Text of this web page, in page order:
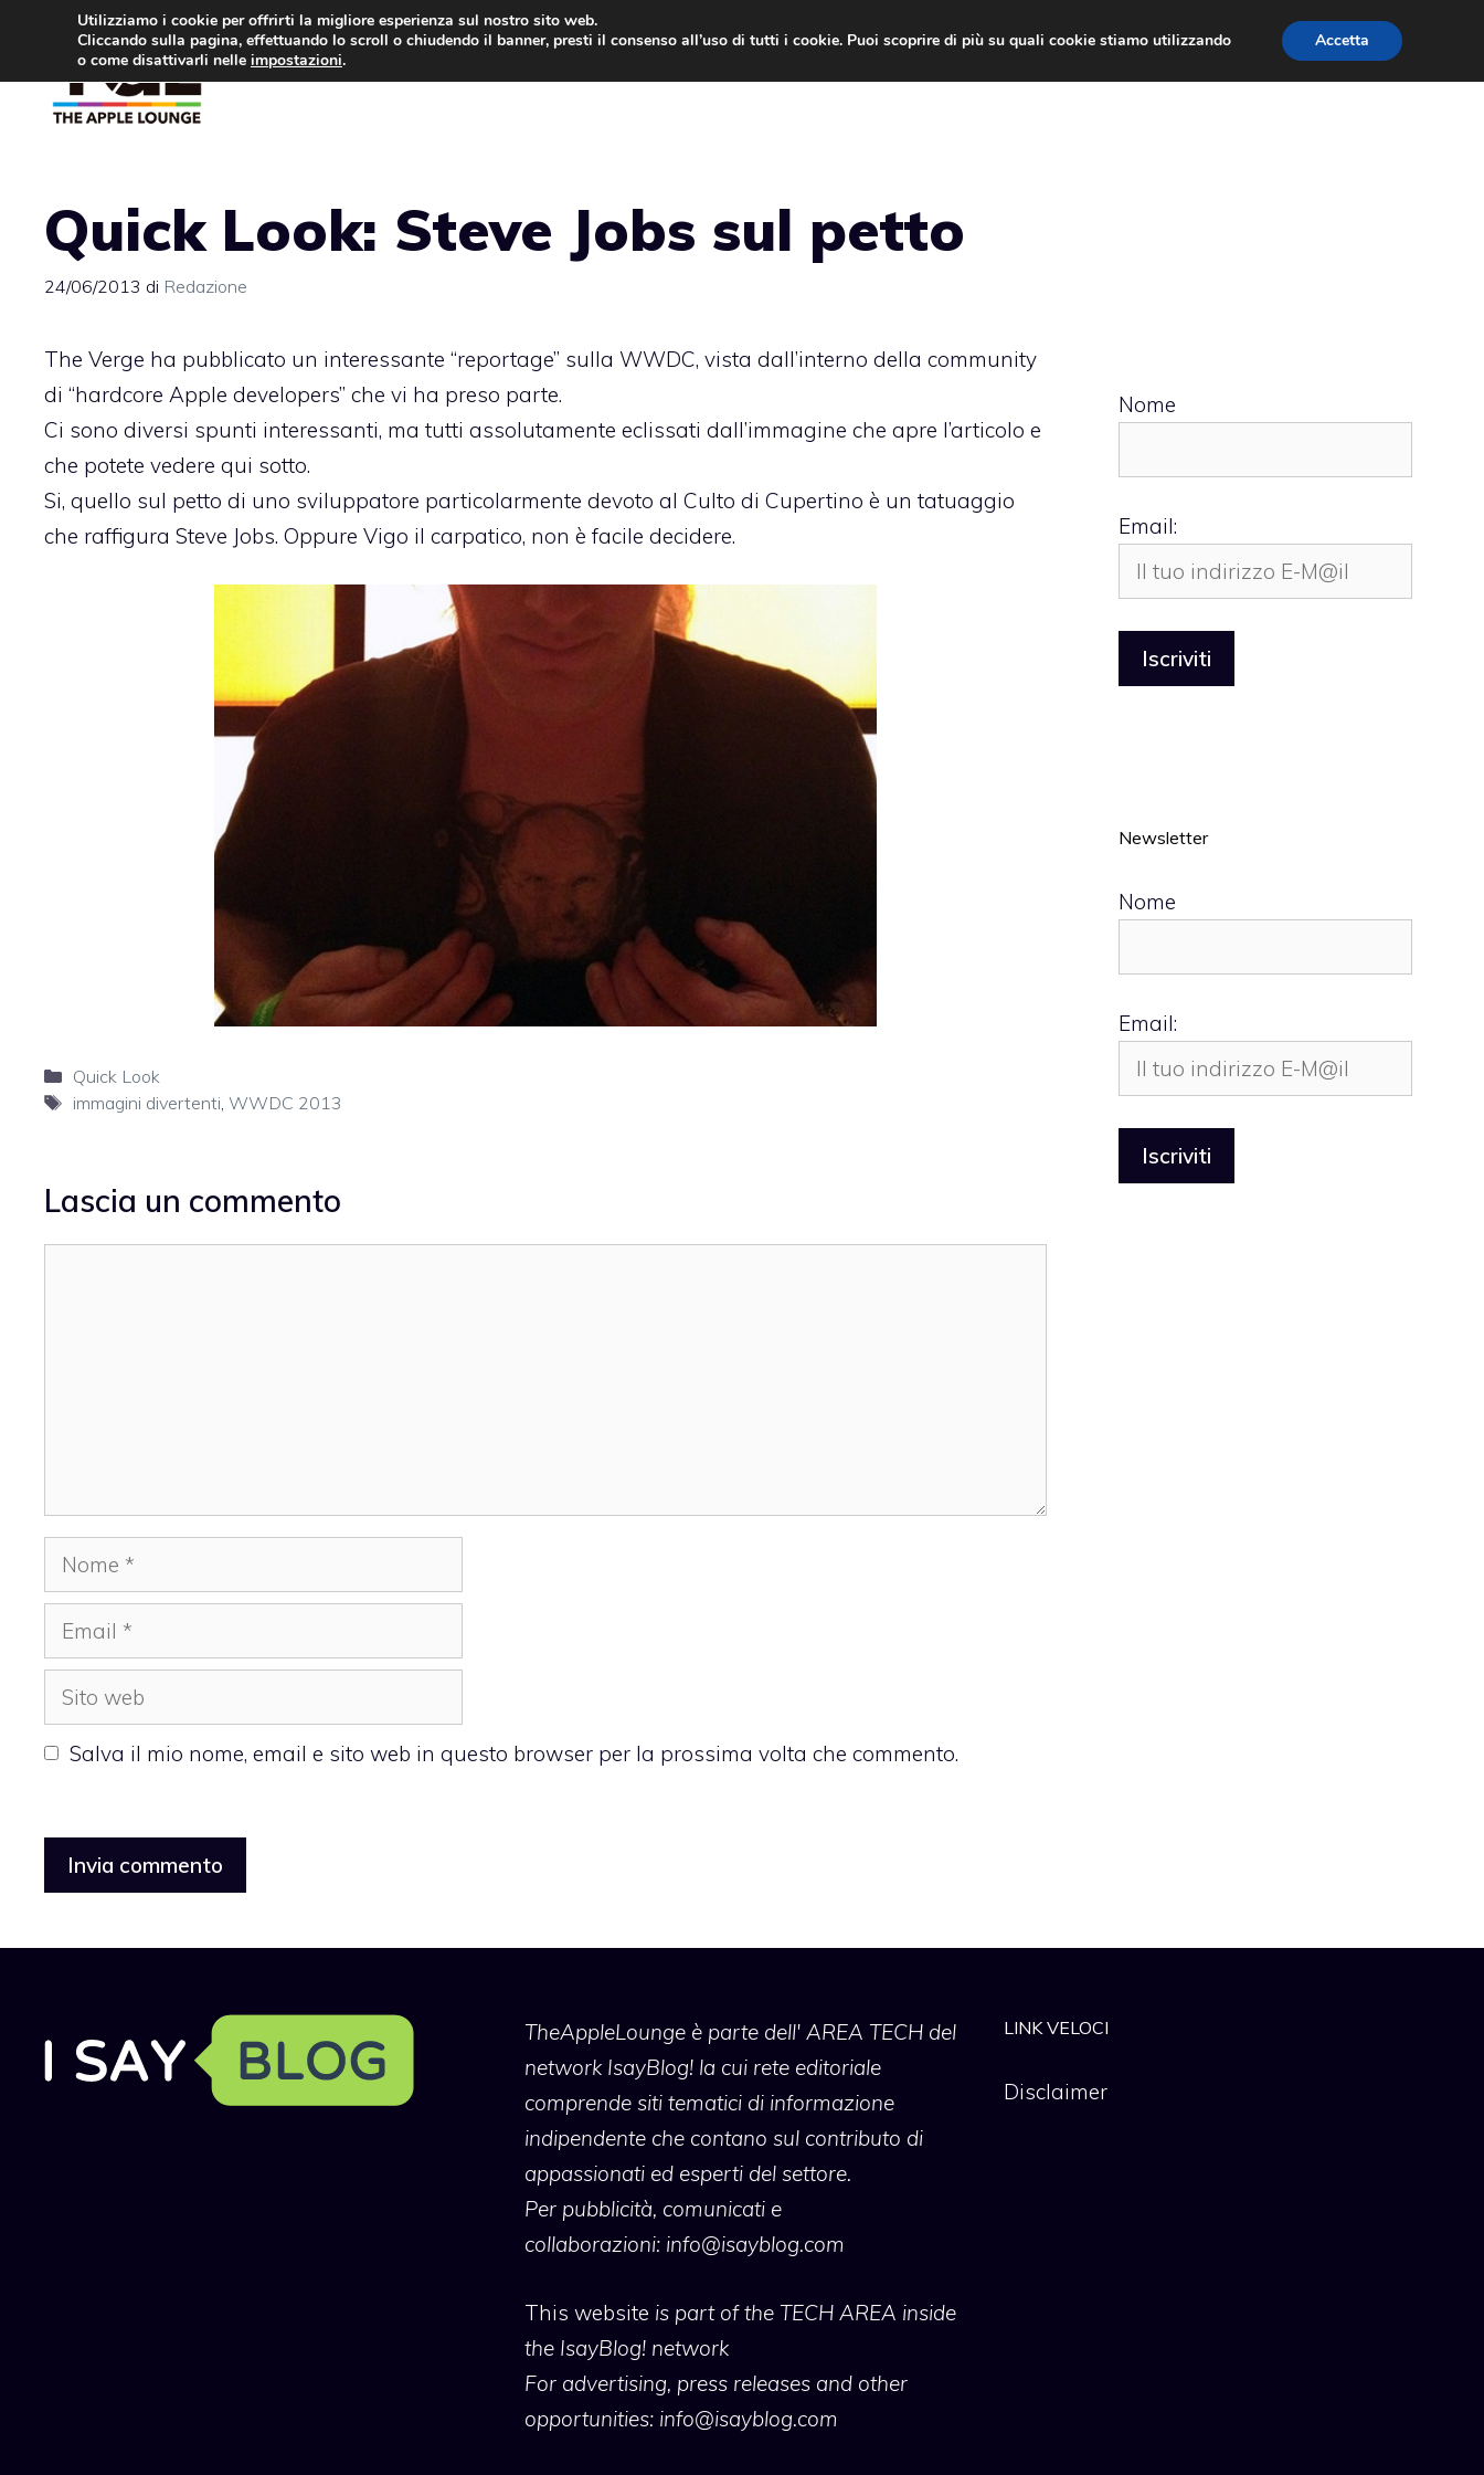
contenuto
Quick Look: Steve Jobs sul petto
24/06/2013 di Redazione
The Verge ha pubblicato un interessante “reportage” sulla WWDC, vista dall’interno della community
di “hardcore Apple developers” che vi ha preso parte.
Ci sono diversi spunti interessanti, ma tutti assolutamente eclissati dall’immagine che apre l’articolo e
che potete vedere qui sotto.
Si, quello sul petto di uno sviluppatore particolarmente devoto al Culto di Cupertino è un tatuaggio
che raffigura Steve Jobs. Oppure Vigo il carpatico, non è facile decidere.
Categorie
Quick Look
Tag
immagini divertenti WWDC 2013
Lascia un commento
Nome
Email
Sito
web
Salva il mio nome, email e sito web in questo browser per la prossima volta che commento.
Nome
Email:
Newsletter
Nome
Email:
TheAppleLoungeè parte dell' AREA TECH del
network IsayBlog! la cui rete editoriale
comprende siti tematici di informazione
indipendente che contano sul contributo di
appassionati ed esperti del settore.
Per pubblicità, comunicati e
collaborazioni: info@isayblog.com
This website is part of the TECH AREA inside
the IsayBlog! network
For advertising, press releases and other
opportunities: info@isayblog.com
LINK VELOCI
Disclaimer
Utilizziamo i cookie per offrirti la migliore esperienza sul nostro sito web.
Cliccando sulla pagina, effettuando lo scroll o chiudendo il banner, presti il consenso all’uso di tutti i cookie. Puoi scoprire di più su quali cookie stiamo utilizzando
o come disattivarli nelle impostazioni.
Accetta